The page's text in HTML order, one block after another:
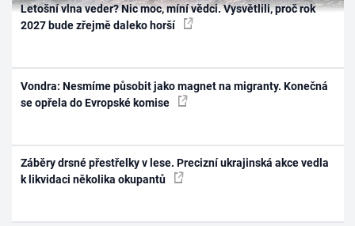
Letošní vlna veder? Nic moc, míní vědci. Vysvětlili, proč rok
2027 bude zřejmě daleko horší
Vondra: Nesmíme působit jako magnet na migranty. Konečná
se opřela do Evropské komise
Záběry drsné přestřelky v lese. Precizní ukrajinská akce vedla
k likvidaci několika okupantů